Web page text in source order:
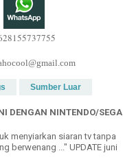
Sumber Luar
DENGAN NINTENDO/SEGA
menyiarkan siaran tv tanpa
berwenang ..." UPDATE juni